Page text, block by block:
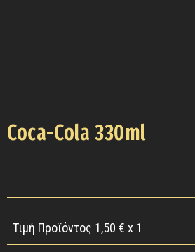
Coca-Cola 330ml
Τιμή Προϊόντος 1,50 € x 1